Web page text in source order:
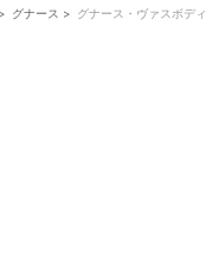
> グナース > グナース・ヴァスボディ